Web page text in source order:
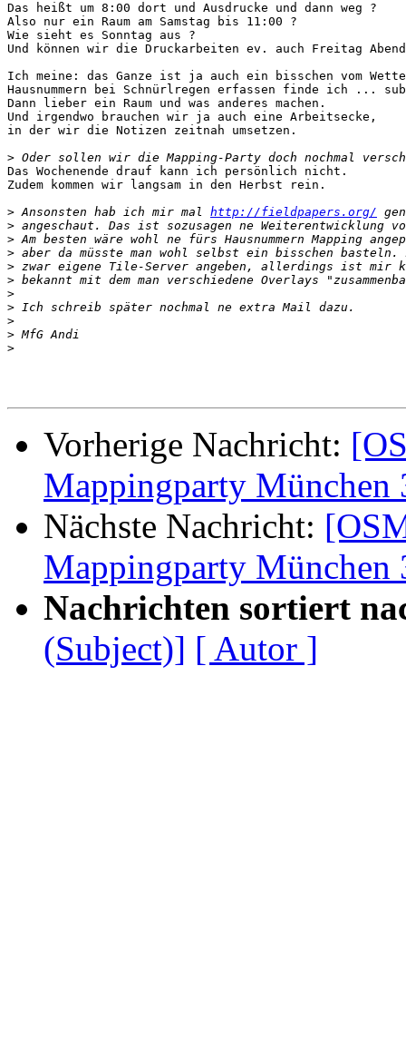
Das heißt um 8:00 dort und Ausdrucke und dann weg ?
Also nur ein Raum am Samstag bis 11:00 ?
Wie sieht es Sonntag aus ?
Und können wir die Druckarbeiten ev. auch Freitag
Ich meine: das Ganze ist ja auch ein bisschen vom
Hausnummern bei Schnürlregen erfassen finde ich ...
Dann lieber ein Raum und was anderes machen.
Und irgendwo brauchen wir ja auch eine Arbeitsecke,
in der wir die Notizen zeitnah umsetzen.
>
Das Wochenende drauf kann ich persönlich nicht.
Zudem kommen wir langsam in den Herbst rein.
> Ansonsten hab ich mir mal http://fieldpapers.org/
>
>
>
>
>
>
>
>
>
>
Vorherige Nachricht:
Mappingparty München
Nächste Nachricht:
Mappingparty München
Nachrichten sortiert
(Subject)] [ Autor ]